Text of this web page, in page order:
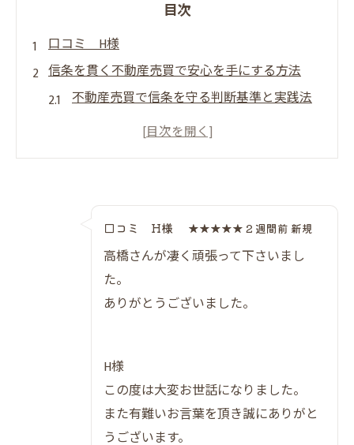
目次
口コミ H様
信条を貫く不動産売買で安心を手にする方法
不動産売買で信条を守る判断基準と実践法
安心を得るための不動産売買の心構え
不動産売買で後悔しないための信条の活か
し方
信条重視の不動産売買がもたらす安全性と
大阪府大阪市の資産価値を守る選び方ガイド
大阪エリアで価値が落ちにくい不動産売買
資産価値維持に役立つ不動産売買の比較ポ
口コミ H様 ★★★★★ 2 週間前 新規
高橋さんが凄く頑張って下さいまし
た。
ありがとうございました。
H様
この度は大変お世話になりました。
また有難いお言葉を頂き誠にありがと
うございます。